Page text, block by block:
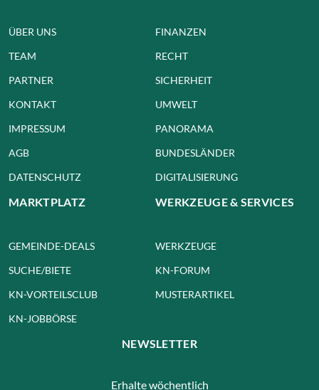
ÜBER UNS
TEAM
PARTNER
KONTAKT
IMPRESSUM
AGB
DATENSCHUTZ
FINANZEN
RECHT
SICHERHEIT
UMWELT
PANORAMA
BUNDESLÄNDER
DIGITALISIERUNG
MARKTPLATZ
GEMEINDE-DEALS
SUCHE/BIETE
KN-VORTEILSCLUB
KN-JOBBÖRSE
WERKZEUGE & SERVICES
WERKZEUGE
KN-FORUM
MUSTERARTIKEL
NEWSLETTER
Erhalte wöchentlich